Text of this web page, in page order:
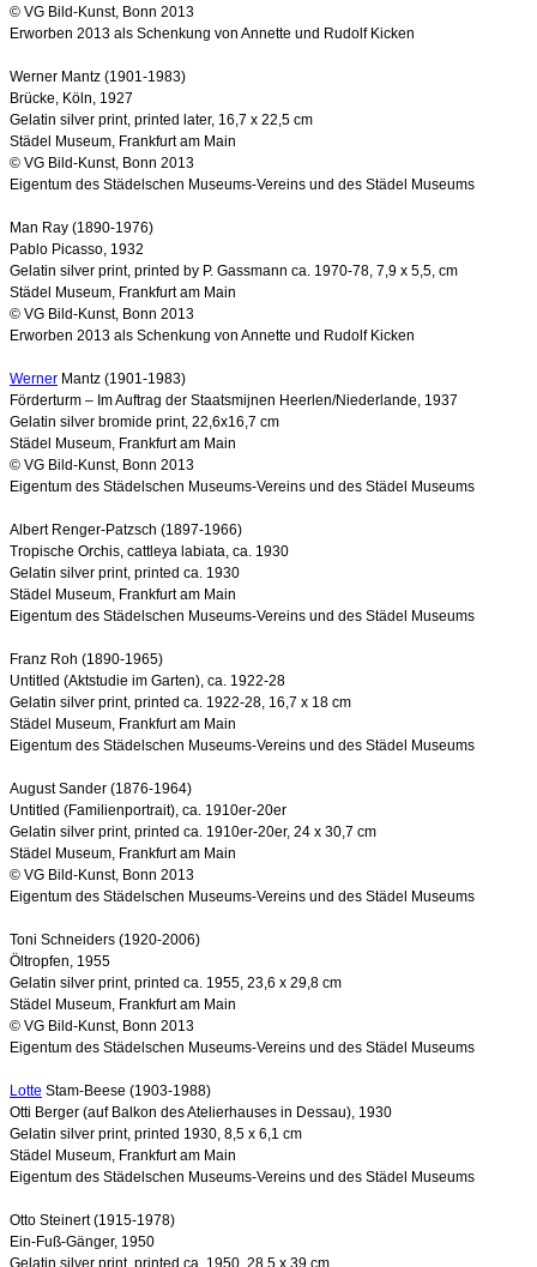
© VG Bild-Kunst, Bonn 2013
Erworben 2013 als Schenkung von Annette und Rudolf Kicken
Werner Mantz (1901-1983)
Brücke, Köln, 1927
Gelatin silver print, printed later, 16,7 x 22,5 cm
Städel Museum, Frankfurt am Main
© VG Bild-Kunst, Bonn 2013
Eigentum des Städelschen Museums-Vereins und des Städel Museums
Man Ray (1890-1976)
Pablo Picasso, 1932
Gelatin silver print, printed by P. Gassmann ca. 1970-78, 7,9 x 5,5, cm
Städel Museum, Frankfurt am Main
© VG Bild-Kunst, Bonn 2013
Erworben 2013 als Schenkung von Annette und Rudolf Kicken
Werner Mantz (1901-1983)
Förderturm – Im Auftrag der Staatsmijnen Heerlen/Niederlande, 1937
Gelatin silver bromide print, 22,6x16,7 cm
Städel Museum, Frankfurt am Main
© VG Bild-Kunst, Bonn 2013
Eigentum des Städelschen Museums-Vereins und des Städel Museums
Albert Renger-Patzsch (1897-1966)
Tropische Orchis, cattleya labiata, ca. 1930
Gelatin silver print, printed ca. 1930
Städel Museum, Frankfurt am Main
Eigentum des Städelschen Museums-Vereins und des Städel Museums
Franz Roh (1890-1965)
Untitled (Aktstudie im Garten), ca. 1922-28
Gelatin silver print, printed ca. 1922-28, 16,7 x 18 cm
Städel Museum, Frankfurt am Main
Eigentum des Städelschen Museums-Vereins und des Städel Museums
August Sander (1876-1964)
Untitled (Familienportrait), ca. 1910er-20er
Gelatin silver print, printed ca. 1910er-20er, 24 x 30,7 cm
Städel Museum, Frankfurt am Main
© VG Bild-Kunst, Bonn 2013
Eigentum des Städelschen Museums-Vereins und des Städel Museums
Toni Schneiders (1920-2006)
Öltropfen, 1955
Gelatin silver print, printed ca. 1955, 23,6 x 29,8 cm
Städel Museum, Frankfurt am Main
© VG Bild-Kunst, Bonn 2013
Eigentum des Städelschen Museums-Vereins und des Städel Museums
Lotte Stam-Beese (1903-1988)
Otti Berger (auf Balkon des Atelierhauses in Dessau), 1930
Gelatin silver print, printed 1930, 8,5 x 6,1 cm
Städel Museum, Frankfurt am Main
Eigentum des Städelschen Museums-Vereins und des Städel Museums
Otto Steinert (1915-1978)
Ein-Fuß-Gänger, 1950
Gelatin silver print, printed ca. 1950, 28,5 x 39 cm